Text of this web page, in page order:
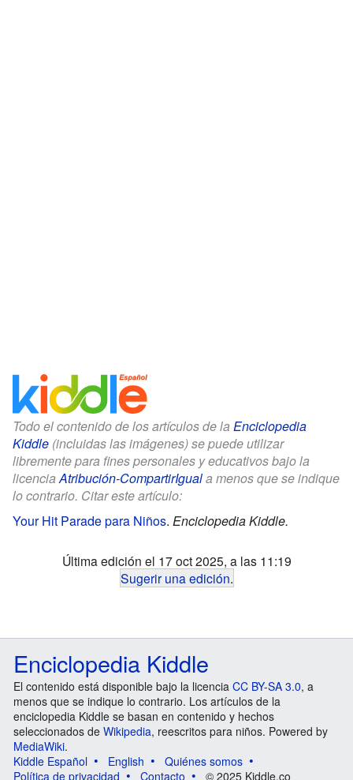
Todo el contenido de los artículos de la Enciclopedia
Kiddle (incluidas las imágenes) se puede utilizar
libremente para fines personales y educativos bajo la
licenciaAtribución-CompartirIguala menos que se indique
lo contrario. Citar este artículo:
Your Hit Parade para Niños. Enciclopedia Kiddle.
Última edición el 17 oct 2025, a las 11:19
Sugerir una edición.
Enciclopedia Kiddle
El contenido está disponible bajo la licencia CC BY-SA 3.0, a
menos que se indique lo contrario. Los artículos de la
enciclopedia Kiddle se basan en contenido y hechos
seleccionados de Wikipedia, reescritos para niños. Powered by
MediaWiki.
Kiddle Español
English
Quiénes somos
Política de privacidad
Contacto © 2025 Kiddle.co